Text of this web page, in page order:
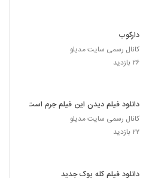
ایرانی لاک قرمز
سینمایی در کمال خونسردی
فیلم ناردون
دارکوب
کانال رسمی سایت مدیلو
۲۶ بازدید
دانلود فیلم دیدن این فیلم جرم است
کانال رسمی سایت مدیلو
۲۲ بازدید
دانلود فیلم کله پوک جدید